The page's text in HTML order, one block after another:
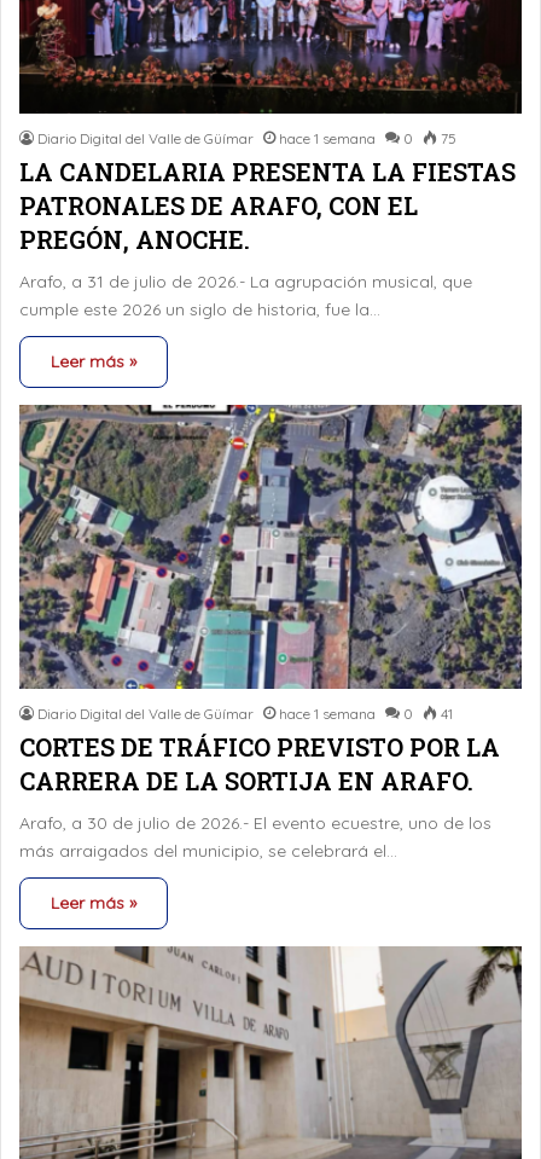
Diario Digital del Valle de Güímar hace 1 semana 0 75
LA CANDELARIA PRESENTA LA FIESTAS
PATRONALES DE ARAFO, CON EL
PREGÓN, ANOCHE.
Arafo, a 31 de julio de 2026.- La agrupación musical, que
cumple este 2026 un siglo de historia, fue la…
Leer más »
Diario Digital del Valle de Güímar hace 1 semana 0 41
CORTES DE TRÁFICO PREVISTO POR LA
CARRERA DE LA SORTIJA EN ARAFO.
Arafo, a 30 de julio de 2026.- El evento ecuestre, uno de los
más arraigados del municipio, se celebrará el…
Leer más »